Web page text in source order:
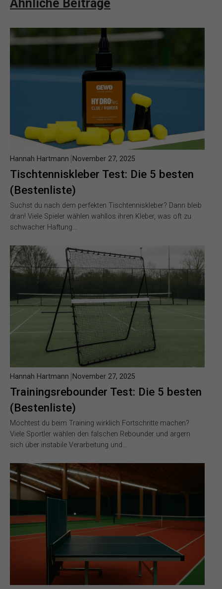
Ähnliche Beiträge
Tischtenniskleber Test: Die 5 besten
(Bestenliste)
Hannah Hartmann November 27, 2025
Suchst du nach dem perfekten Tischtenniskleber? Dann bleib
dran! Viele Spieler wählen wahllos ihren Kleber, was oft zu
schwacher Haftung…
Trainingsrebounder Test: Die 5 besten
(Bestenliste)
Hannah Hartmann November 27, 2025
Möchtest du beim Training wirklich Fortschritte machen?
Viele Sportler wählen den falschen Rebounder und ärgern
sich über instabile Verarbeitung und…